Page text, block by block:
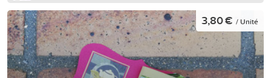
3,80 € / Unité